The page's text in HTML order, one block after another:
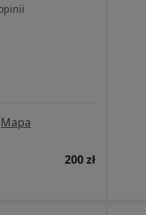
Mapa
200 zł